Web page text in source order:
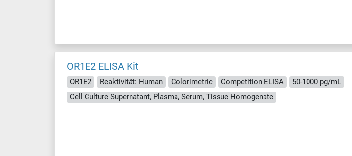
OR1E2 ELISA Kit
OR1E2 Reaktivität: Human Colorimetric Competition ELISA
50-1000 pg/mL
Cell Culture Supernatant, Plasma, Serum, Tissue Homogenate